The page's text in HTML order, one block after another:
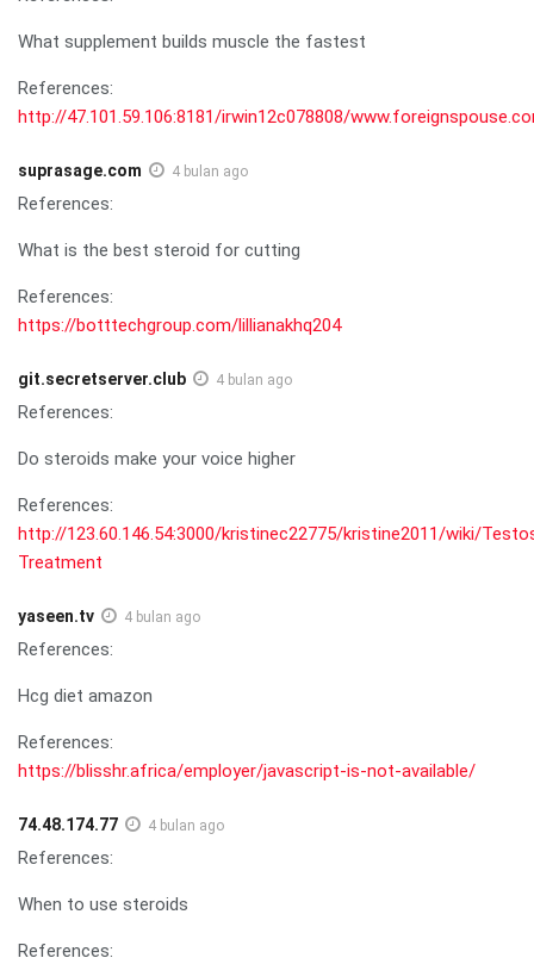
What supplement builds muscle the fastest
References:
http://47.101.59.106:8181/irwin12c078808/
suprasage.com 4 bulan ago
References:
What is the best steroid for cutting
References:
https://botttechgroup.com/lillianakhq204
git.secretserver.club 4 bulan ago
References:
Do steroids make your voice higher
References:
http://123.60.146.54:3000/kristinec22775/kristine2011/wiki/
Treatment
yaseen.tv 4 bulan ago
References:
Hcg diet amazon
References:
https://blisshr.africa/employer/javascript-is-not-available/
74.48.174.77 4 bulan ago
References:
When to use steroids
References: